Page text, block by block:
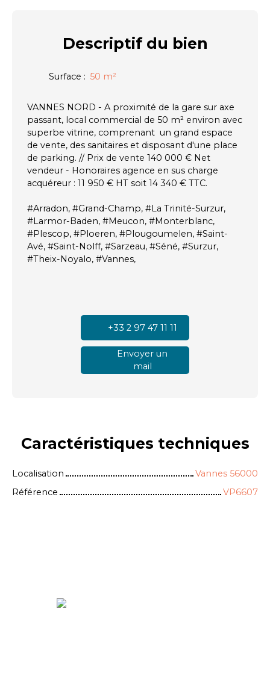
Descriptifdu bien
Surface : 50 m²
VANNES NORD - A proximité de la gare sur axe
passant, local commercial de 50 m² environ avec
superbe vitrine, comprenant un grand espace
de vente, des sanitaires et disposant d'une place
de parking. // Prix de vente 140 000 € Net
vendeur - Honoraires agence en sus charge
acquéreur : 11 950 € HT soit 14 340 € TTC.
#Arradon, #Grand-Champ, #La Trinité-Surzur,
#Larmor-Baden, #Meucon, #Monterblanc,
#Plescop, #Ploeren, #Plougoumelen, #Saint-
Avé, #Saint-Nolff, #Sarzeau, #Séné, #Surzur,
#Theix-Noyalo, #Vannes,
+33 2 97 47 11 11
Envoyer un
mail
Caractéristiques techniques
Localisation
Vannes 56000
Référence
VP6607